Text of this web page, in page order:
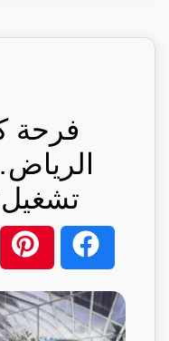
فرحة